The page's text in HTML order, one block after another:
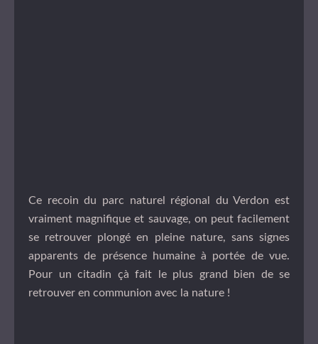
Ce recoin du parc naturel régional du Verdon est
vraiment magnifique et sauvage, on peut facilement
se retrouver plongé en pleine nature, sans signes
apparents de présence humaine à portée de vue.
Pour un citadin çà fait le plus grand bien de se
retrouver en communion avec la nature !